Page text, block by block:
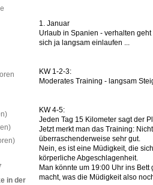
in der
1. Januar
Urlaub in Spanien - verhalten
sich ja langsam einlaufen ...
KW 1-2-3:
Moderates Training - langsam
KW 4-5:
Jeden Tag 15 Kilometer sagt der
Jetzt merkt man das Training:
überraschenderweise sehr gut.
Nein, es ist eine Müdigkeit, die
körperliche Abgeschlagenheit.
Man könnte um 19:00 Uhr ins
macht, was die Müdigkeit also